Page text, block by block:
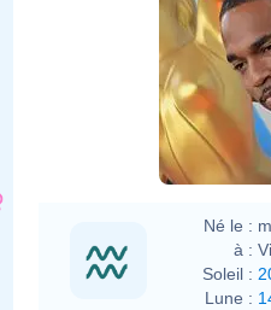
Né le :
à :
Soleil :
Lune :